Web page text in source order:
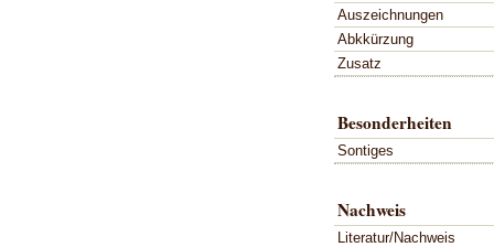
Auszeichnungen
Abkkürzung
Zusatz
Besonderheiten
Sontiges
Nachweis
Literatur/Nachweis